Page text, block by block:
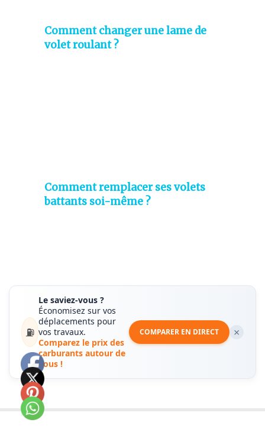
Comment changer une lame de
volet roulant ?
Comment remplacer ses volets
battants soi-même ?
⛽
Le saviez-vous ?
Économisez sur vos
déplacements pour
vos travaux.
Comparez le prix des
carburants autour de
vous !
COMPARER EN DIRECT ×